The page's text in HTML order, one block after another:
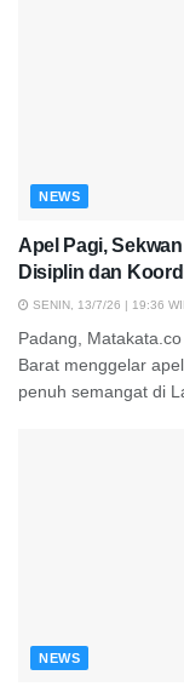
NEWS
Apel Pagi,
Disiplin dan
SENIN, 13/7/26 | 19:36
Padang,
Barat menggelar
penuh semangat di
NEWS